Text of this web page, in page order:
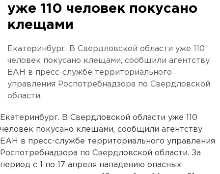
уже 110 человек покусано
клещами
Екатеринбург. В Свердловской области уже 110
человек покусано клещами, сообщили агентству
ЕАН в пресс-службе территориального
управления Роспотребнадзора по Свердловской
области.
Екатеринбург. В Свердловской области уже 110
человек покусано клещами, сообщили агентству
ЕАН в пресс-службе территориального управления
Роспотребнадзора по Свердловской области. За
период с 1 по 17 апреля нападению опасных